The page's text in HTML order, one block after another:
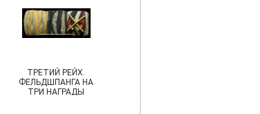
ТРЕТИЙ РЕЙХ.
ФЕЛЬДШПАНГА НА
ТРИ НАГРАДЫ